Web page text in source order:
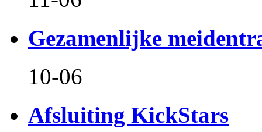
Gezamenlijke
10-06
Afsluiting KickStars